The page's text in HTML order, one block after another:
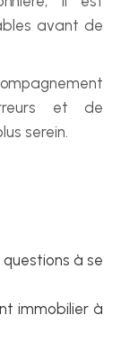
avant de
et de
serein.
à se
immobilier à